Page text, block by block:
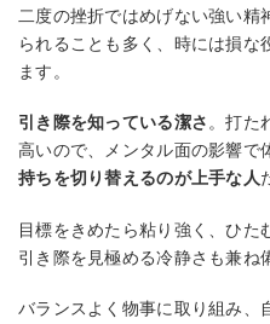
二度の挫折ではめげない強い
られることも多く、時には損な
ます。
引き際を知っている潔さ。打た
高いので、メンタル面の影響で
持ちを切り替えるのが上手な人
目標をきめたら粘り強く、ひた
引き際を見極める冷静さも兼ね
バランスよく物事に取り組み、